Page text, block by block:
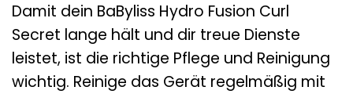
Damit dein BaByliss Hydro Fusion Curl
Secret lange hält und dir treue Dienste
leistet, ist die richtige Pflege und Reinigung
wichtig. Reinige das Gerät regelmäßig mit